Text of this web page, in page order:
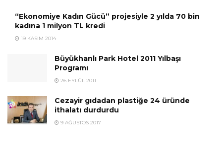
“Ekonomiye Kadın Gücü” projesiyle 2 yılda 70 bin
kadına 1 milyon TL kredi
19 KASIM 2014
Büyükhanlı Park Hotel 2011 Yılbaşı
Programı
26 EYLÜL 2011
Cezayir gıdadan plastiğe 24 üründe
ithalatı durdurdu
9 AĞUSTOS 2017